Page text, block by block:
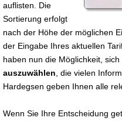
auflisten. Die
Sortierung erfolgt
nach der Höhe der möglichen
der Eingabe Ihres aktuellen
haben nun die Möglichkeit, sich
auszuwählen , die vielen
Hardegsen geben Ihnen alle
Wenn Sie Ihre Entscheidung